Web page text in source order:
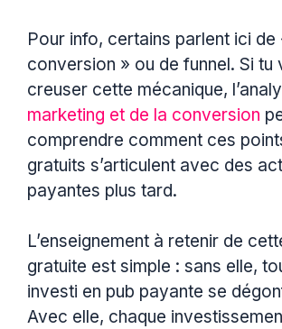
Pour info, certains parlent ici de
conversion » ou de funnel. Si tu
creuser cette mécanique,
marketing et de la conversion
comprendre comment ces
gratuits s’articulent avec des
payantes plus tard.
L’enseignement à retenir de
gratuite est simple : sans elle,
investi en pub payante se
Avec elle, chaque